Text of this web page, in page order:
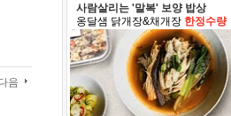
음
사람살리는 '말복' 보양 밥상
옹달샘 닭개장&채개장 한정수량